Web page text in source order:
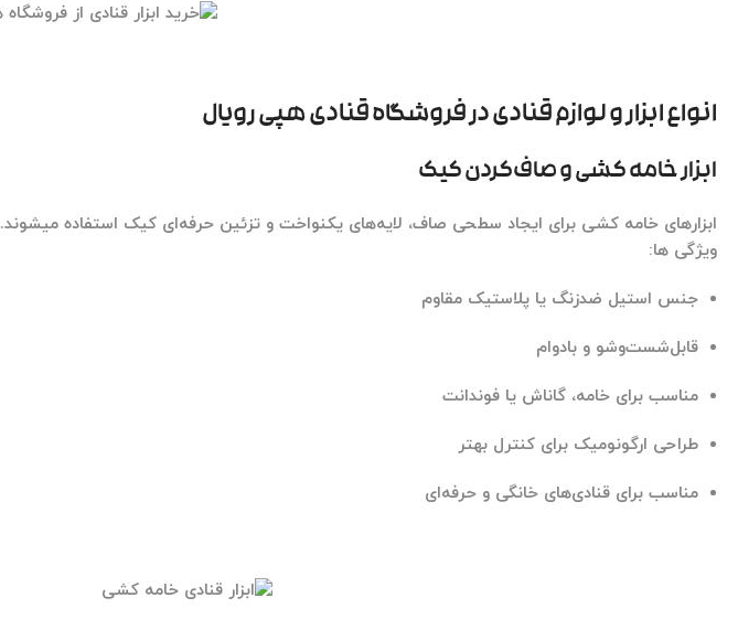
انواع ابزار و لوازم قنادی در فروشگاه قنادی هپی رویال
ابزار خامه کشی و صاف‌کردن کیک
ابزارهای خامه کشی برای ایجاد سطحی صاف، لایه‌های یکنواخت و تزئین حرفه‌ای کیک استفاده میشوند.
ویژگی ها:
جنس استیل ضدزنگ یا پلاستیک مقاوم
قابل‌شست‌وشو و بادوام
مناسب برای خامه، گاناش یا فوندانت
طراحی ارگونومیک برای کنترل بهتر
مناسب برای قنادی‌های خانگی و حرفه‌ای